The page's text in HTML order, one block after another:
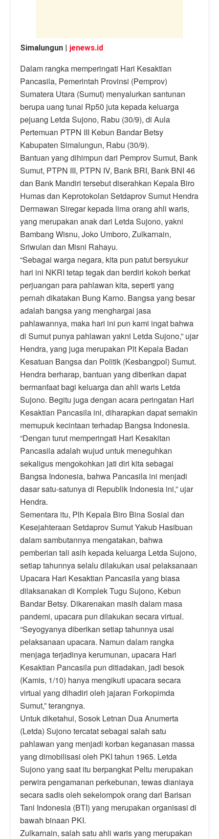
Simalungun | jenews.id
Dalam rangka memperingati Hari Kesaktian
Pancasila, Pemerintah Provinsi (Pemprov)
Sumatera Utara (Sumut) menyalurkan santunan
berupa uang tunai Rp50 juta kepada keluarga
pejuang Letda Sujono, Rabu (30/9), di Aula
Pertemuan PTPN III Kebun Bandar Betsy
Kabupaten Simalungun, Rabu (30/9).
Bantuan yang dihimpun dari Pemprov Sumut, Bank
Sumut, PTPN III, PTPN IV, Bank BRI, Bank BNI 46
dan Bank Mandiri tersebut diserahkan Kepala Biro
Humas dan Keprotokolan Setdaprov Sumut Hendra
Dermawan Siregar kepada lima orang ahli waris,
yang merupakan anak dari Letda Sujono, yakni
Bambang Wisnu, Joko Umboro, Zulkarnain,
Sriwulan dan Misni Rahayu.
“Sebagai warga negara, kita pun patut bersyukur
hari ini NKRI tetap tegak dan berdiri kokoh berkat
perjuangan para pahlawan kita, seperti yang
pernah dikatakan Bung Karno. Bangsa yang besar
adalah bangsa yang menghargai jasa
pahlawannya, maka hari ini pun kami ingat bahwa
di Sumut punya pahlawan yakni Letda Sujono,” ujar
Hendra, yang juga merupakan Plt Kepala Badan
Kesatuan Bangsa dan Politik (Kesbangpol) Sumut.
Hendra berharap, bantuan yang diberikan dapat
bermanfaat bagi keluarga dan ahli waris Letda
Sujono. Begitu juga dengan acara peringatan Hari
Kesaktian Pancasila ini, diharapkan dapat semakin
memupuk kecintaan terhadap Bangsa Indonesia.
“Dengan turut memperingati Hari Kesakitan
Pancasila adalah wujud untuk meneguhkan
sekaligus mengokohkan jati diri kita sebagai
Bangsa Indonesia, bahwa Pancasila ini menjadi
dasar satu-satunya di Republik Indonesia ini,” ujar
Hendra.
Sementara itu, Plh Kepala Biro Bina Sosial dan
Kesejahteraan Setdaprov Sumut Yakub Hasibuan
dalam sambutannya mengatakan, bahwa
pemberian tali asih kepada keluarga Letda Sujono,
setiap tahunnya selalu dilakukan usai pelaksanaan
Upacara Hari Kesaktian Pancasila yang biasa
dilaksanakan di Komplek Tugu Sujono, Kebun
Bandar Betsy. Dikarenakan masih dalam masa
pandemi, upacara pun dilakukan secara virtual.
“Seyogyanya diberikan setiap tahunnya usai
pelaksanaan upacara. Namun dalam rangka
menjaga terjadinya kerumunan, upacara Hari
Kesaktian Pancasila pun ditiadakan, jadi besok
(Kamis, 1/10) hanya mengikuti upacara secara
virtual yang dihadiri oleh jajaran Forkopimda
Sumut,” terangnya.
Untuk diketahui, Sosok Letnan Dua Anumerta
(Letda) Sujono tercatat sebagai salah satu
pahlawan yang menjadi korban keganasan massa
yang dimobilisasi oleh PKI tahun 1965. Letda
Sujono yang saat itu berpangkat Peltu merupakan
perwira pengamanan perkebunan, tewas dianiaya
secara sadis oleh sekelompok orang dari Barisan
Tani Indonesia (BTI) yang merupakan organisasi di
bawah binaan PKI.
Zulkarnain, salah satu ahli waris yang merupakan